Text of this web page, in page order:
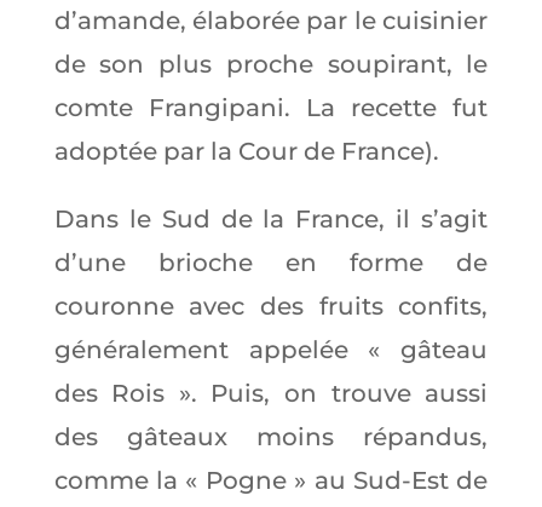
d’amande, élaborée par le cuisinier
de son plus proche soupirant, le
comte Frangipani. La recette fut
adoptée par la Cour de France).
Dans le Sud de la France, il s’agit
d’une brioche en forme de
couronne avec des fruits confits,
généralement appelée « gâteau
des Rois ». Puis, on trouve aussi
des gâteaux moins répandus,
comme la « Pogne » au Sud-Est de